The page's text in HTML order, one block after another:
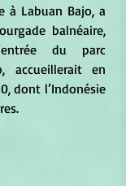
à Labuan Bajo, a
balnéaire,
du parc
accueillerait en
dont l’Indonésie